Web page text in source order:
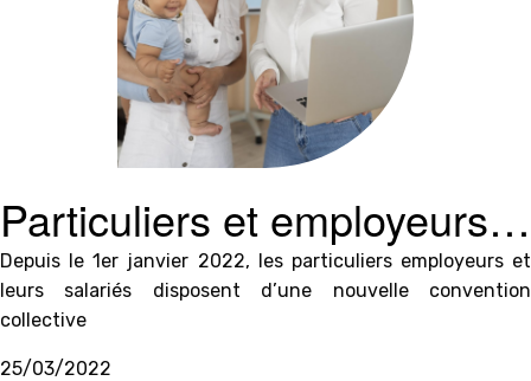
Particuliers et employeurs:
Nouvelle convention
collective
Depuis le 1er janvier 2022, les particuliers employeurs et
leurs salariés disposent d’une nouvelle convention
collective
25/03/2022